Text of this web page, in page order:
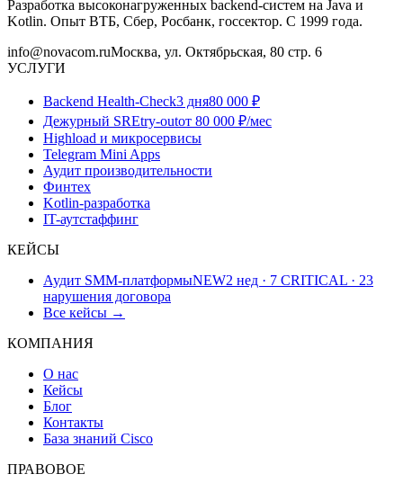
Разработка высоконагруженных backend-систем на Java и
Kotlin. Опыт ВТБ, Сбер, Росбанк, госсектор. С 1999 года.
info@novacom.ruМосква, ул. Октябрьская, 80 стр. 6
УСЛУГИ
Backend Health-Check3 дня80 000 ₽
Дежурный SREtry-outот 80 000 ₽/мес
Highload и микросервисы
Telegram Mini Apps
Аудит производительности
Финтех
Kotlin-разработка
IT-аутстаффинг
КЕЙСЫ
Аудит SMM-платформыNEW2 нед · 7 CRITICAL · 23
нарушения договора
Все кейсы →
КОМПАНИЯ
О нас
Кейсы
Блог
Контакты
База знаний Cisco
ПРАВОВОЕ